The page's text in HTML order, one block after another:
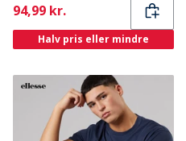
Current
94,99 kr.
Halv pris eller mindre